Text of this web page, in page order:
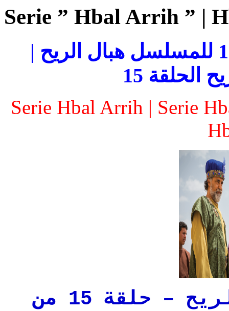
Serie ” Hbal Arrih ” |
مسلسل هبال الريح | الحلقة 15 للمسلسل هبال الريح |
15
Serie Hbal Arrih | Serie
حلقات المسلسل هبال الريح – حلقة 15 من